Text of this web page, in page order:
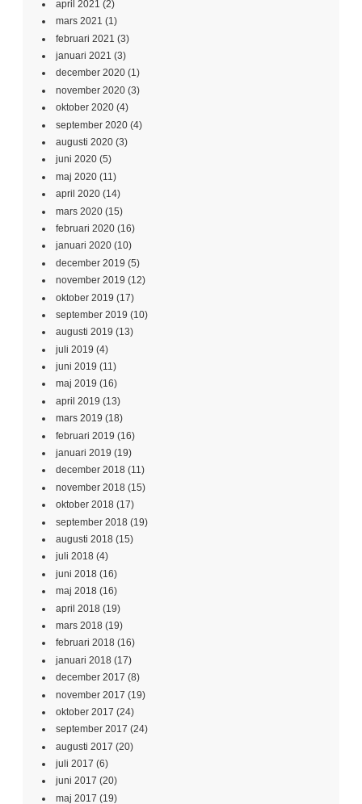
april 2021 (2)
mars 2021 (1)
februari 2021 (3)
januari 2021 (3)
december 2020 (1)
november 2020 (3)
oktober 2020 (4)
september 2020 (4)
augusti 2020 (3)
juni 2020 (5)
maj 2020 (11)
april 2020 (14)
mars 2020 (15)
februari 2020 (16)
januari 2020 (10)
december 2019 (5)
november 2019 (12)
oktober 2019 (17)
september 2019 (10)
augusti 2019 (13)
juli 2019 (4)
juni 2019 (11)
maj 2019 (16)
april 2019 (13)
mars 2019 (18)
februari 2019 (16)
januari 2019 (19)
december 2018 (11)
november 2018 (15)
oktober 2018 (17)
september 2018 (19)
augusti 2018 (15)
juli 2018 (4)
juni 2018 (16)
maj 2018 (16)
april 2018 (19)
mars 2018 (19)
februari 2018 (16)
januari 2018 (17)
december 2017 (8)
november 2017 (19)
oktober 2017 (24)
september 2017 (24)
augusti 2017 (20)
juli 2017 (6)
juni 2017 (20)
maj 2017 (19)